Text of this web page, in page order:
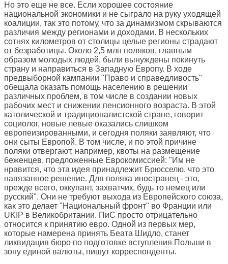
Но это еще не все. Если хорошее состояние
национальной экономики и не сыграло на руку уходящей
коалиции, так это потому, что за динамизмом скрываются
различия между регионами и доходами. В нескольких
сотнях километров от столицы целые регионы страдают
от безработицы. Около 2,5 млн поляков, главным
образом молодых людей, были вынуждены покинуть
страну и направиться в Западную Европу. В ходе
предвыборной кампании "Право и справедливость"
обещала оказать помощь населению в решении
различных проблем, в том числе в создании новых
рабочих мест и снижении пенсионного возраста. В этой
католической и традиционалистской стране, говорит
социолог, новые левые оказались слишком
европеизированными, и сегодня поляки заявляют, что
они сыты Европой. В том числе, и по этой причине
поляки отвергают, например, квоты на размещение
беженцев, предложенные Еврокомиссией: "Им не
нравится, что эта идея принадлежит Брюсселю, что это
навязанное решение. Для поляка иностранец - это,
прежде всего, оккупант, захватчик, будь то немец или
русский". Они не требуют выхода из Европейского союза,
как это делает "Национальный фронт" во Франции или
UKIP в Великобритании. ПиС просто отрицательно
относится к принятию евро. Одной из первых мер,
которые намерена принять Беата Шидло, станет
ликвидация бюро по подготовке вступления Польши в
зону единой валюты, пишут корреспонденты.